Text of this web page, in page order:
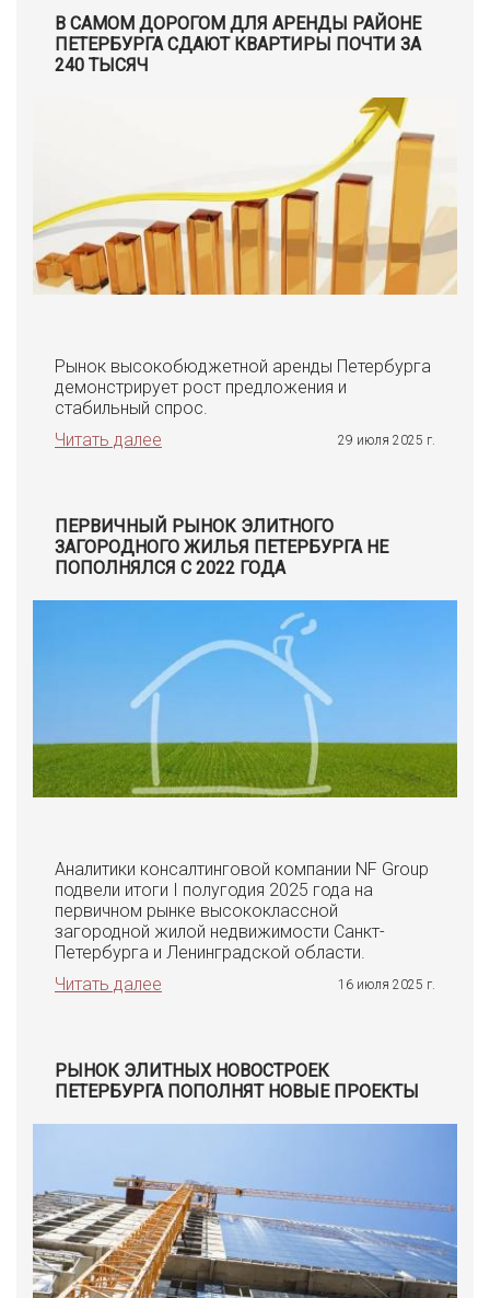
В САМОМ ДОРОГОМ ДЛЯ АРЕНДЫ РАЙОНЕ
ПЕТЕРБУРГА СДАЮТ КВАРТИРЫ ПОЧТИ ЗА
240 ТЫСЯЧ
Рынок высокобюджетной аренды Петербурга
демонстрирует рост предложения и
стабильный спрос.
Читать далее
29 июля 2025 г.
ПЕРВИЧНЫЙ РЫНОК ЭЛИТНОГО
ЗАГОРОДНОГО ЖИЛЬЯ ПЕТЕРБУРГА НЕ
ПОПОЛНЯЛСЯ С 2022 ГОДА
Аналитики консалтинговой компании NF Group
подвели итоги I полугодия 2025 года на
первичном рынке высококлассной
загородной жилой недвижимости Санкт-
Петербурга и Ленинградской области.
Читать далее
16 июля 2025 г.
РЫНОК ЭЛИТНЫХ НОВОСТРОЕК
ПЕТЕРБУРГА ПОПОЛНЯТ НОВЫЕ ПРОЕКТЫ